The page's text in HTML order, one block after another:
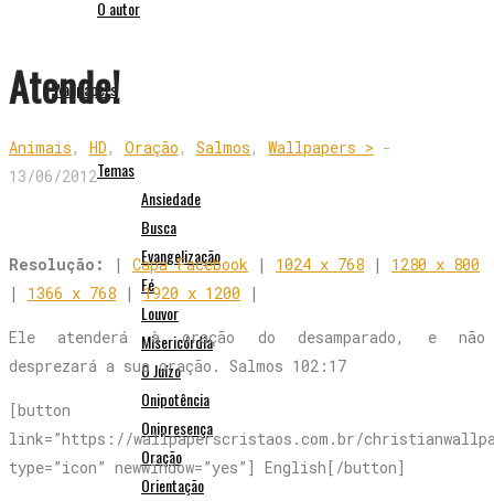
O autor
Wallpapers
Temas
Ansiedade
Busca
Evangelização
Fé
Louvor
Misericórdia
O Juízo
Onipotência
Onipresença
Oração
Orientação
Atende!
Animais , HD , Oração , Salmos , Wallpapers > -
13/06/2012
Resolução: | Capa Facebook | 1024 x 768 | 1280 x 800
| 1366 x 768 |1920 x 1200 |
Ele atenderá à oração do desamparado, e não
desprezará a sua oração. Salmos 102:17
[button
link=”https://wallpaperscristaos.com.br/
type=”icon” newwindow=”yes”] English[/button]